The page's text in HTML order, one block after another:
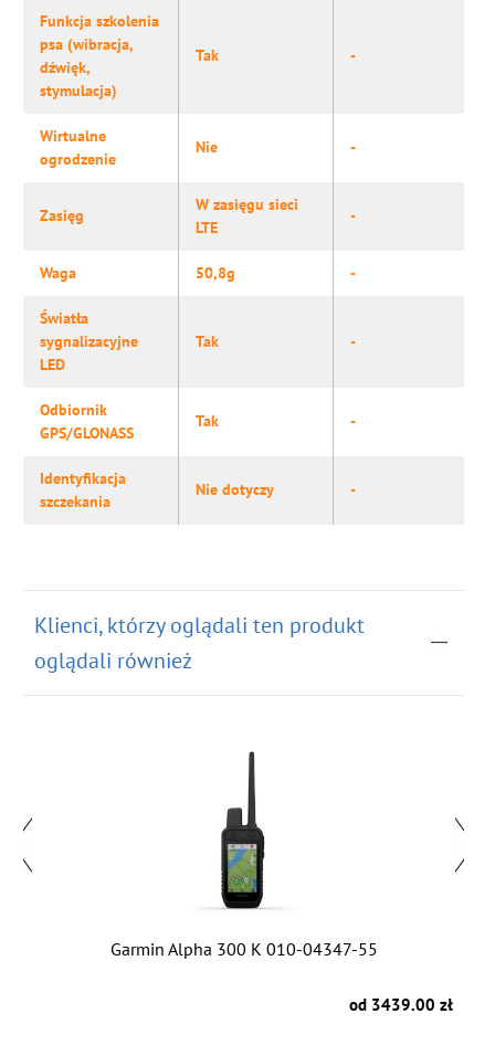
Funkcja szkolenia
psa (wibracja,
dźwięk,
stymulacja)
Tak -
Wirtualne
ogrodzenie
Nie -
Zasięg
W zasięgu sieci
LTE
-
Waga 50,8g -
Światła
sygnalizacyjne
LED
Tak -
Odbiornik
GPS/GLONASS
Tak -
Identyfikacja
szczekania
Nie dotyczy -
Klienci, którzy oglądali ten produkt
oglądali również
Garmin Alpha 300 K 010-04347-55
od 3439.00 zł